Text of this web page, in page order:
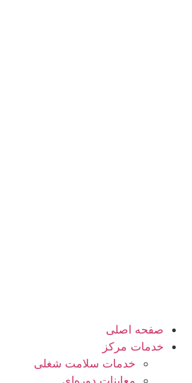
صفحه اصلی
خدمات مرکز
خدمات سلامت شغلی
معاینات دوره‌ای